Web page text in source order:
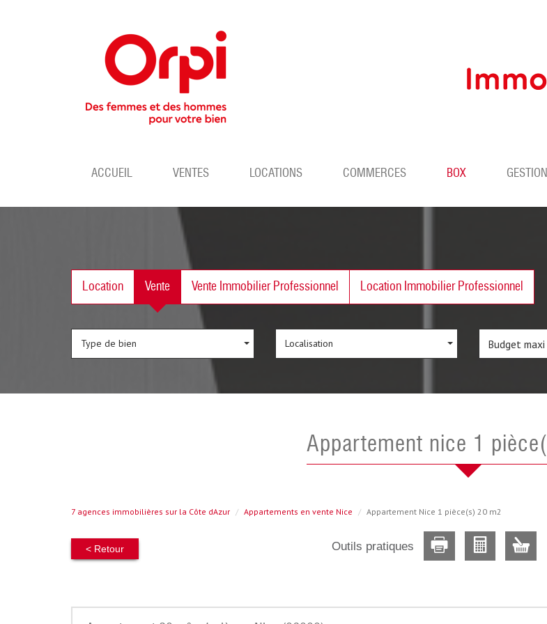
ACCUEIL VENTES LOCATIONS COMMERCES BOX GESTION
Location Vente Vente Immobilier Professionnel Location Immobilier Professionnel
Type de bien Localisation
appartement nice 1
7 agences immobilières sur la Côte dAzur Appartements en vente Nice Appartement Nice 1 pièce(s) 20 m2
< Retour Outils pratiques